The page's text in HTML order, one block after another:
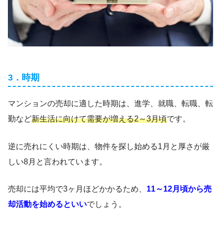
3．時期
マンションの売却に適した時期は、進学、就職、転職、転
勤など新生活に向けて需要が増える2～3月頃です。
逆に売れにくい時期は、物件を探し始める1月と厚さが厳
しい8月と言われています。
売却には平均で3ヶ月ほどかかるため、 11～12月頃から売
却活動を始めるといいでしょう。